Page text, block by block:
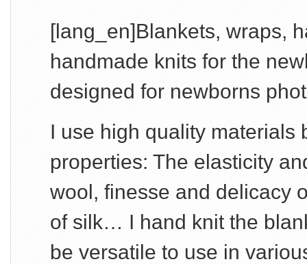
[lang_en]Blankets, wraps,
handmade knits for the
designed for newborns
I use high quality materials
properties: The elasticity
wool, finesse and delicacy
of silk… I hand knit the
be versatile to use in